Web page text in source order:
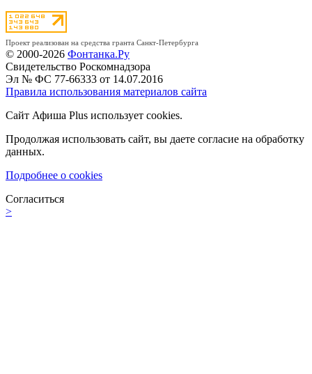
Проект реализован на средства гранта Санкт-Петербурга
© 2000-2026 Фонтанка.Ру
Свидетельство Роскомнадзора
Эл № ФС 77-66333 от 14.07.2016
Правила использования материалов сайта
Сайт Афиша Plus использует cookies.
Продолжая использовать сайт, вы даете согласие на обработку
данных.
Подробнее о cookies
Согласиться
>